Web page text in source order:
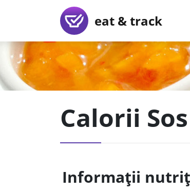
eat & track
Calorii
Informații